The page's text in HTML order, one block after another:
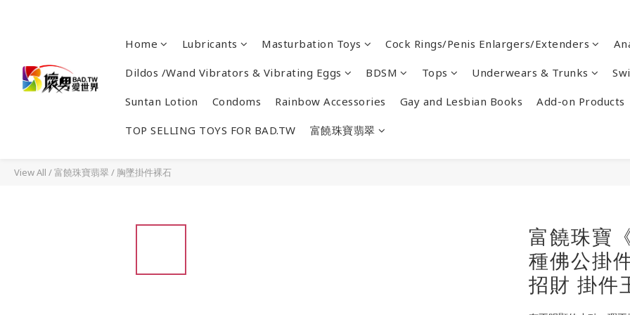
Home Lubricants Masturbation Toys Cock Rings/Penis Enlargers/Extenders
Dildos /Wand Vibrators & Vibrating Eggs BDSM Tops Underwears & Trunks
Suntan Lotion Condoms Rainbow Accessories Gay and Lesbian Books Add-on Products
TOP SELLING TOYS FOR BAD.TW 富饒珠寶翡翠
View All /富饒珠寶翡翠 / 胸墜掛件裸石
富饒珠寶
種佛公掛
招財 掛件